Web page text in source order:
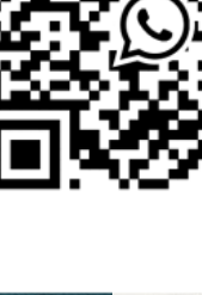
Scuola
in
- Fiano
in
ore 20.30 -
don
alcuni
ore
al
le